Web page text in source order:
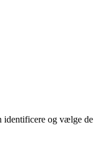
identificere og vælge de